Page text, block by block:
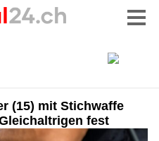
(15) mit Stichwaffe
fest